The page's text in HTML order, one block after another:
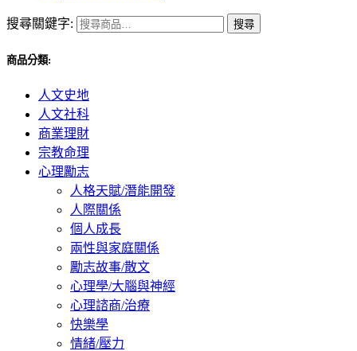
搜尋關鍵字: 搜尋
商品分類:
人文史地
人文社科
商業理財
宗教命理
心理勵志
人格天賦/潛能開發
人際關係
個人成長
兩性與家庭關係
勵志故事/散文
心理學/大腦與神經
心理諮商/治療
快樂學
情緒/壓力